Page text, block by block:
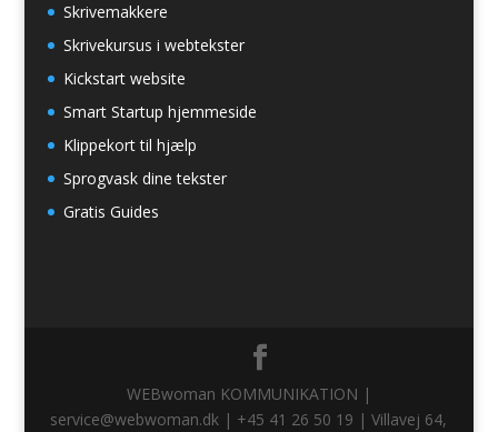
Skrivemakkere
Skrivekursus i webtekster
Kickstart website
Smart Startup hjemmeside
Klippekort til hjælp
Sprogvask dine tekster
Gratis Guides
WEBwoman KOMMUNIKATION |
service@webwoman.dk | +45 41 26 50 19 | Villavej 64,